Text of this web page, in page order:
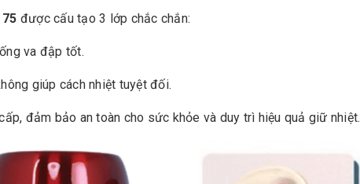
được cấu tạo 3 lớp chắc chắn:
va đập tốt.
giúp cách nhiệt tuyệt đối.
đảm bảo an toàn cho sức khỏe và duy trì hiệu quả giữ nhiệt.